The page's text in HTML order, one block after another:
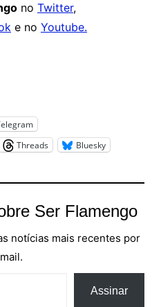
no Twitter,
e no Youtube.
Threads Bluesky
Ser Flamengo
notícias mais recentes por
Assinar